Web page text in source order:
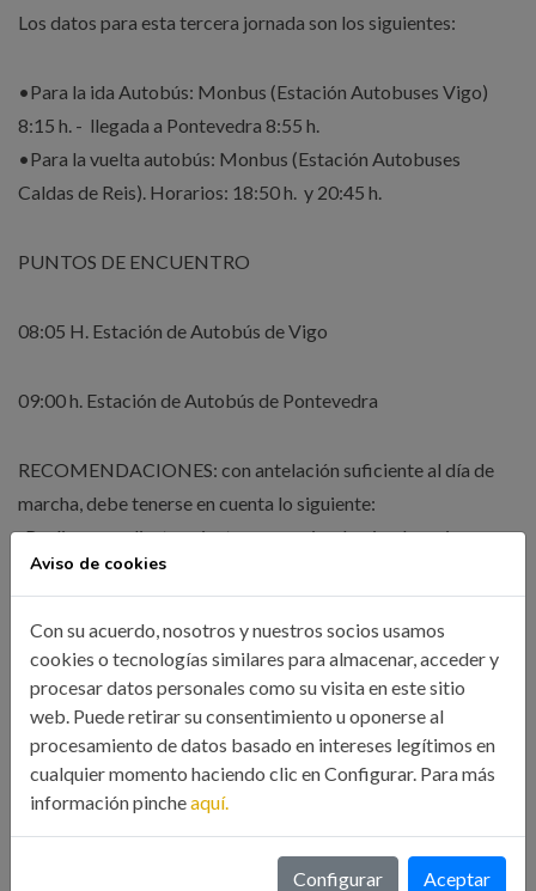
Los datos para esta tercera jornada son los siguientes:
•Para la ida Autobús: Monbus (Estación Autobuses Vigo)
8:15 h. - llegada a Pontevedra 8:55 h.
•Para la vuelta autobús: Monbus (Estación Autobuses
Caldas de Reis). Horarios: 18:50 h. y 20:45 h.
PUNTOS DE ENCUENTRO
08:05 H. Estación de Autobús de Vigo
09:00 h. Estación de Autobús de Pontevedra
RECOMENDACIONES: con antelación suficiente al día de
marcha, debe tenerse en cuenta lo siguiente:
-Realizar un adiestramiento progresivo, haciendo a pie
distancias cada vez mayores.
-Disponer de calzado (botas y calcetines) ya rodados a fin de
evitar ampollas y rozaduras.
NUEVAS INSCRIPCIONES: A través del siguiente
FORMULARIO
Organizada por la Asociación de Ingenieros Industriales de
Galicia en colaboración con la Delegación de Vigo del Ilustre
Colegio Oficial de Ingenieros Industriales de Galicia
Aviso de cookies
Con su acuerdo, nosotros y nuestros socios usamos
cookies o tecnologías similares para almacenar, acceder y
procesar datos personales como su visita en este sitio
web. Puede retirar su consentimiento u oponerse al
procesamiento de datos basado en intereses legítimos en
cualquier momento haciendo clic en Configurar. Para más
información pincheaquí.
Configurar Aceptar